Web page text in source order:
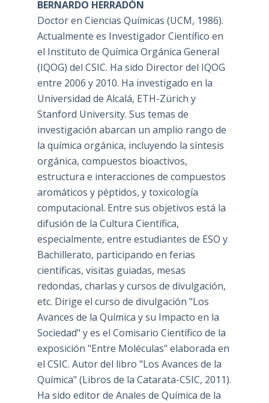
BERNARDO HERRADÓN
Doctor en Ciencias Químicas (UCM, 1986).
Actualmente es Investigador Científico en
el Instituto de Química Orgánica General
(IQOG) del CSIC. Ha sido Director del IQOG
entre 2006 y 2010. Ha investigado en la
Universidad de Alcalá, ETH-Zürich y
Stanford University. Sus temas de
investigación abarcan un amplio rango de
la química orgánica, incluyendo la síntesis
orgánica, compuestos bioactivos,
estructura e interacciones de compuestos
aromáticos y péptidos, y toxicología
computacional. Entre sus objetivos está la
difusión de la Cultura Científica,
especialmente, entre estudiantes de ESO y
Bachillerato, participando en ferias
científicas, visitas guiadas, mesas
redondas, charlas y cursos de divulgación,
etc. Dirige el curso de divulgación "Los
Avances de la Química y su Impacto en la
Sociedad" y es el Comisario Científico de la
exposición "Entre Moléculas" elaborada en
el CSIC. Autor del libro "Los Avances de la
Química" (Libros de la Catarata-CSIC, 2011).
Ha sido editor de Anales de Química de la